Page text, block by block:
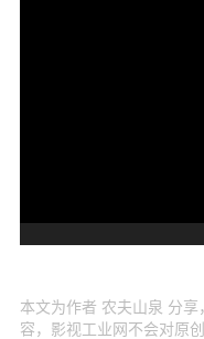
本文为作者 农夫山泉 分
容，影视工业网不会对原